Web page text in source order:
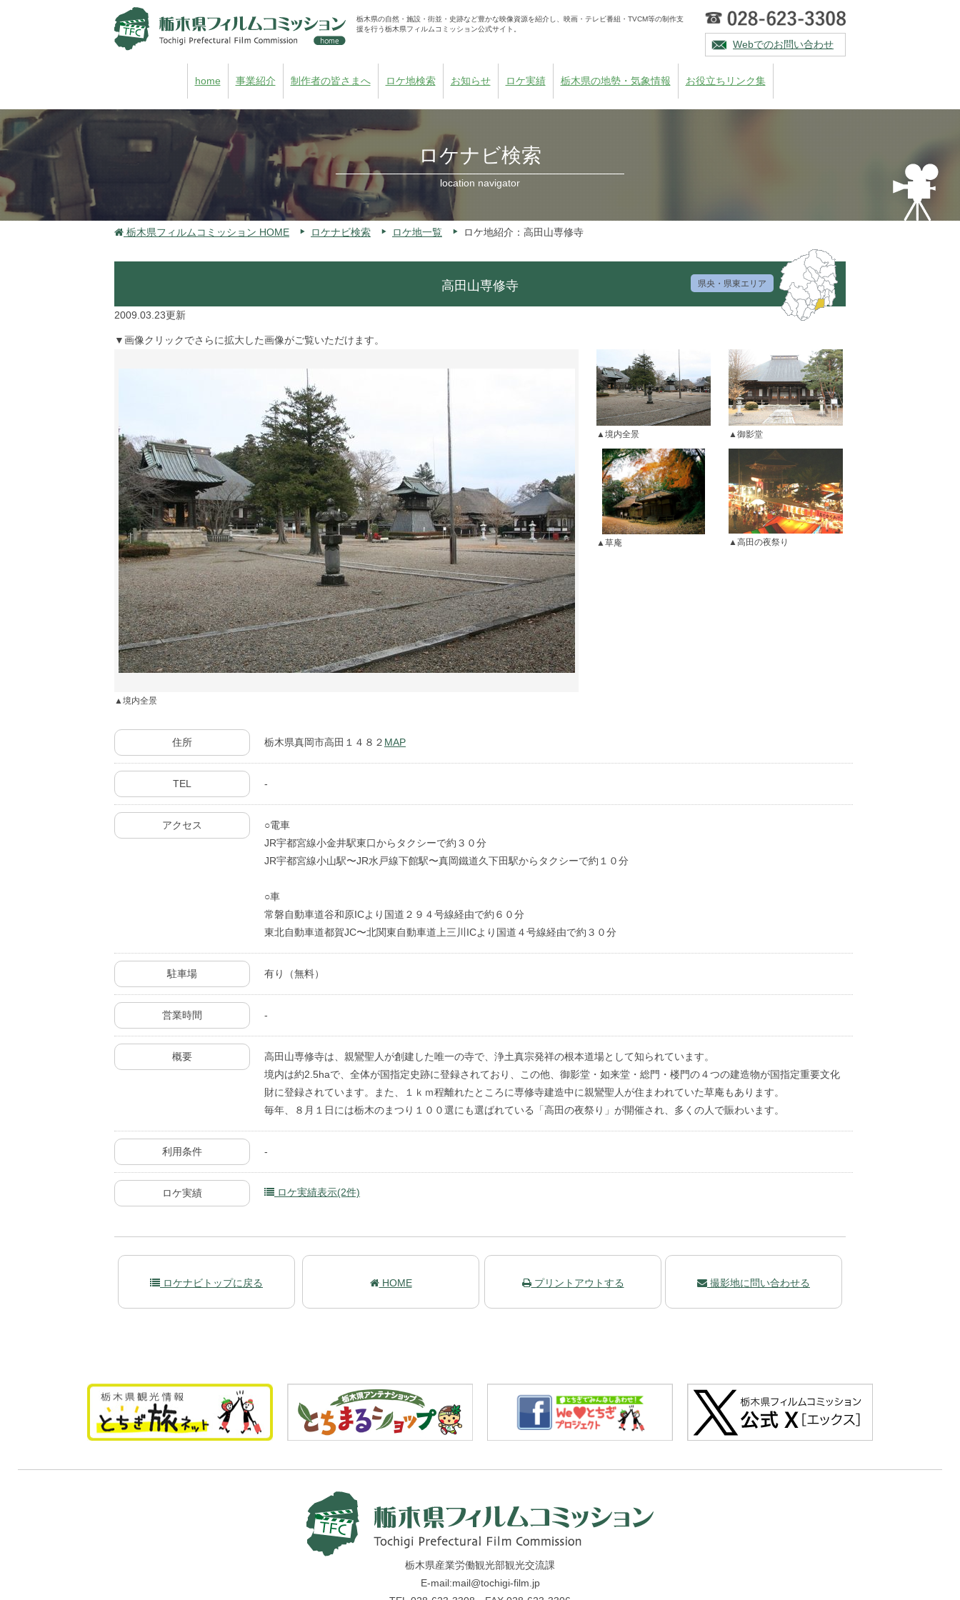
栃木県の自然・施設・街並・史跡など豊かな映像資源を紹介し、映画・テレビ番組・TVCM等の制作支
援を行う栃木県フィルムコミッション公式サイト。
Webでのお問い合わせ
home 事業紹介 制作者の皆さまへ ロケ地検索 お知らせ ロケ実績 栃木県の地勢・気象情報 お役立ちリンク集
ロケナビ検索
location navigator
栃木県フィルムコミッション HOME ロケナビ検索 ロケ地一覧 ロケ地紹介：高田山専修寺
高田山専修寺 県央・県東エリア
2009.03.23更新
▼画像クリックでさらに拡大した画像がご覧いただけます。
境内全景
境内全景 御影堂
草庵 高田の夜祭り
住所 栃木県真岡市高田１４８２ MAP
TEL -
アクセス
○電車
JR宇都宮線小金井駅東口からタクシーで約３０分
JR宇都宮線小山駅〜JR水戸線下館駅〜真岡鐵道久下田駅からタクシーで約１０分
○車
常磐自動車道谷和原ICより国道２９４号線経由で約６０分
東北自動車道都賀JC〜北関東自動車道上三川ICより国道４号線経由で約３０分
駐車場 有り（無料）
営業時間 -
概要
高田山専修寺は、親鸞聖人が創建した唯一の寺で、浄土真宗発祥の根本道場として知られています。
境内は約2.5haで、全体が国指定史跡に登録されており、この他、御影堂・如来堂・総門・楼門の４つの建造物が国指定重要文化
財に登録されています。また、１ｋｍ程離れたところに専修寺建造中に親鸞聖人が住まわれていた草庵もあります。
毎年、８月１日には栃木のまつり１００選にも選ばれている「高田の夜祭り」が開催され、多くの人で賑わいます。
利用条件 -
ロケ実績 ロケ実績表示(2件)
撮影地に問い合わせる
プリントアウトする
ロケナビトップに戻る HOME
栃木県産業労働観光部観光交流課
E-mail:mail@tochigi-film.jp